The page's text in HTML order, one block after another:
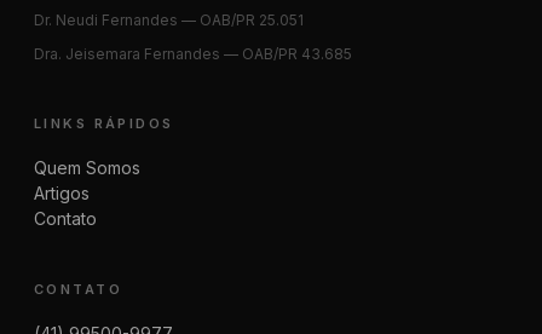
Dr. Neudi Fernandes — OAB/PR 25.051
Dra. Jeisemara Fernandes — OAB/PR 43.685
LINKS RÁPIDOS
Quem Somos
Artigos
Contato
CONTATO